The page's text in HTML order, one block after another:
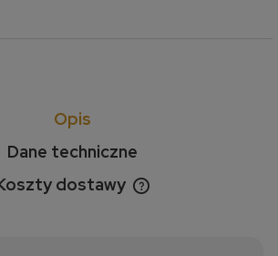
Opis
Dane techniczne
dostawy
kosztów płatności